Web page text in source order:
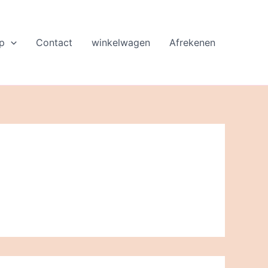
Contact winkelwagen Afrekenen